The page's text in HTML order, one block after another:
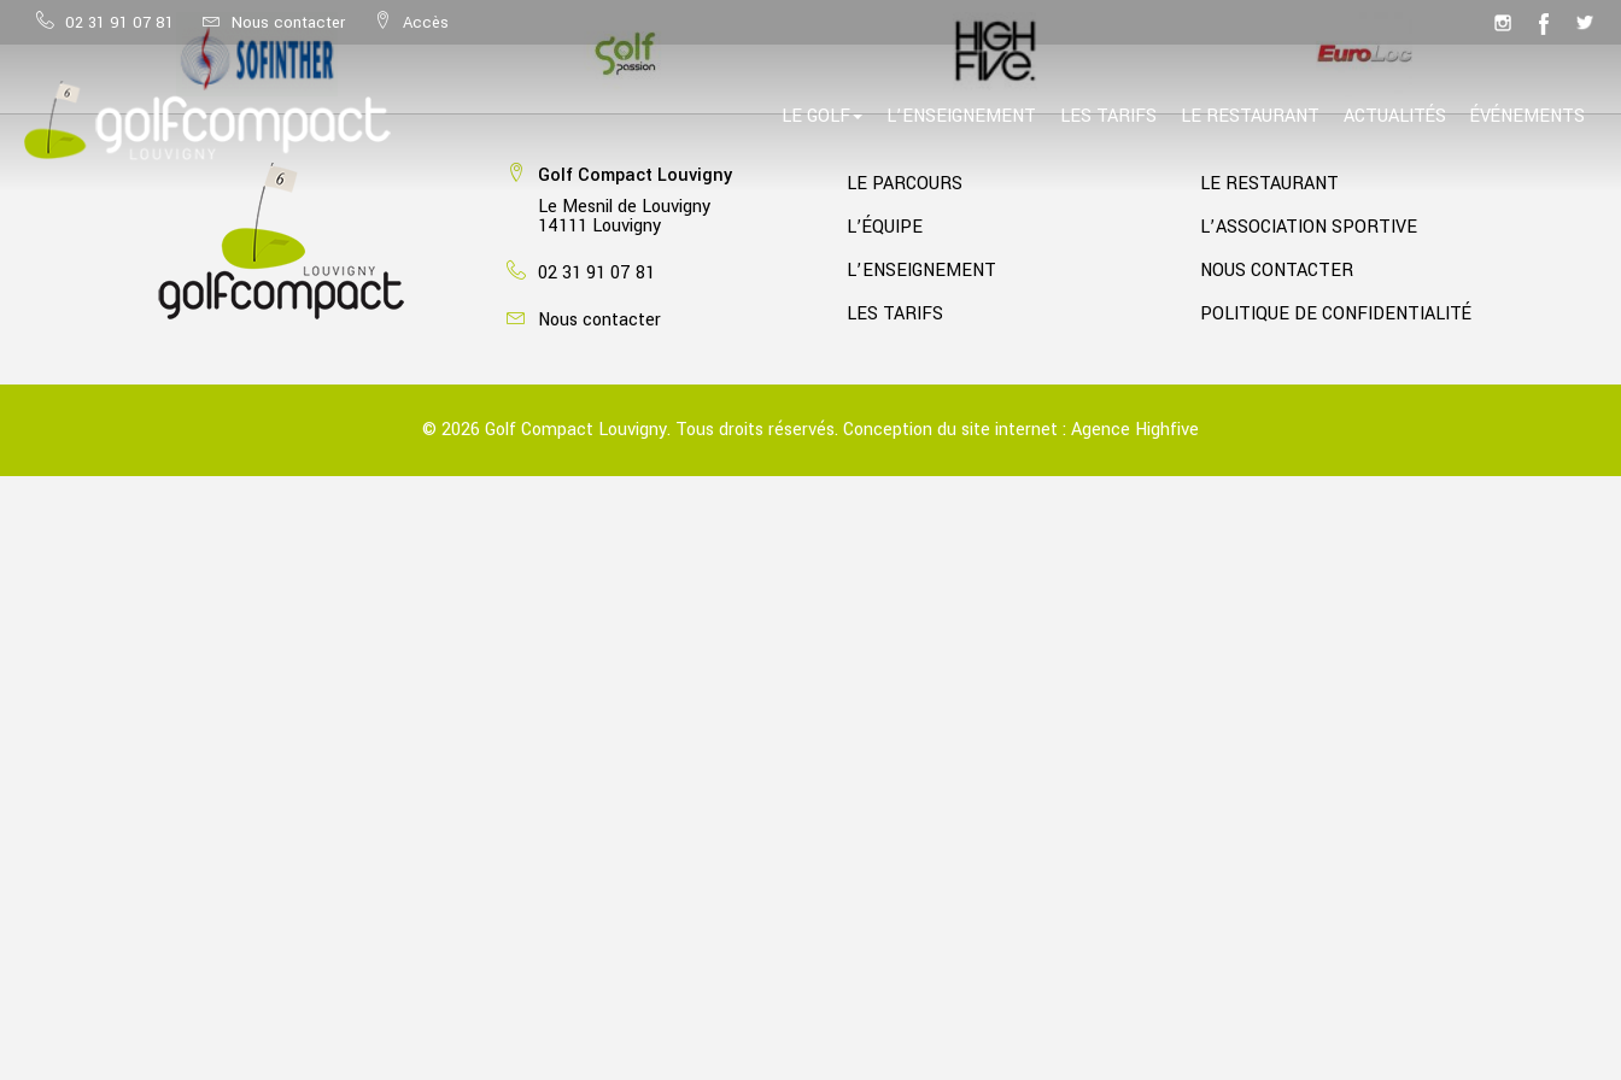
02 31 91 07 81 Nous contacter Accès
LE GOLF L’ENSEIGNEMENT LES TARIFS LE RESTAURANT ACTUALITÉS ÉVÉNEMENTS
Golf Compact Louvigny
Le Mesnil de Louvigny
14111 Louvigny
02 31 91 07 81
Nous contacter
LE PARCOURS
L’ÉQUIPE
L’ENSEIGNEMENT
LES TARIFS
LE RESTAURANT
L’ASSOCIATION SPORTIVE
NOUS CONTACTER
POLITIQUE DE CONFIDENTIALITÉ
© 2026 Golf Compact Louvigny. Tous droits réservés. Conception du site internet :Agence Highfive